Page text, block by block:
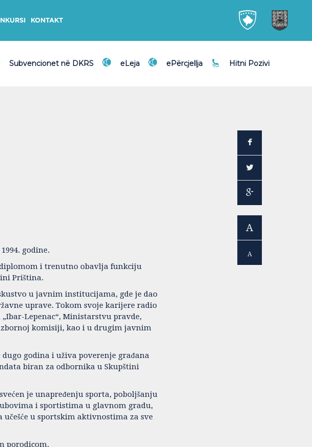
KONTAKT
Subvencionet në DKRS eLeja ePërcjellja Hitni Pozivi
godine.
i trenutno obavlja funkciju
Priština.
u javnim institucijama, gde je dao
uprave. Tokom svoje karijere radio
Lepenac“, Ministarstvu pravde,
komisiji, kao i u drugim javnim
godina i uživa poverenje građana
biran za odbornika u Skupštini
je unapređenju sporta, poboljšanju
i sportistima u glavnom gradu,
u sportskim aktivnostima za sve
porodicom.
A
A